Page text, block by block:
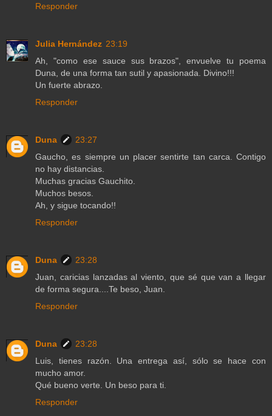
Responder
Julia Hernández 23:19
Ah, "como ese sauce sus brazos", envuelve tu poema
Duna, de una forma tan sutil y apasionada. Divino!!!
Un fuerte abrazo.
Responder
Duna
23:27
Gaucho, es siempre un placer sentirte tan carca. Contigo
no hay distancias.
Muchas gracias Gauchito.
Muchos besos.
Ah, y sigue tocando!!
Responder
Duna
23:28
Juan, caricias lanzadas al viento, que sé que van a llegar
de forma segura....Te beso, Juan.
Responder
Duna
23:28
Luis, tienes razón. Una entrega así, sólo se hace con
mucho amor.
Qué bueno verte. Un beso para ti.
Responder